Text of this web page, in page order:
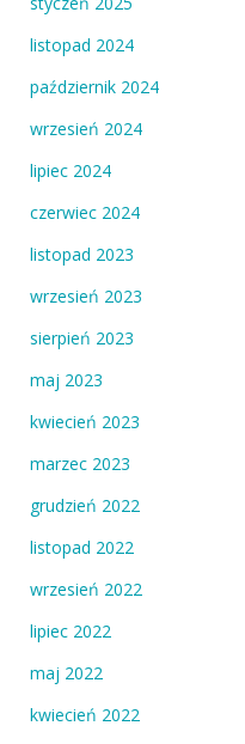
listopad 2024
październik 2024
wrzesień 2024
lipiec 2024
czerwiec 2024
listopad 2023
wrzesień 2023
sierpień 2023
maj 2023
kwiecień 2023
marzec 2023
grudzień 2022
listopad 2022
wrzesień 2022
lipiec 2022
maj 2022
kwiecień 2022